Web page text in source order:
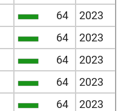
64
2023
64
2023
64
2023
64
2023
64
2023